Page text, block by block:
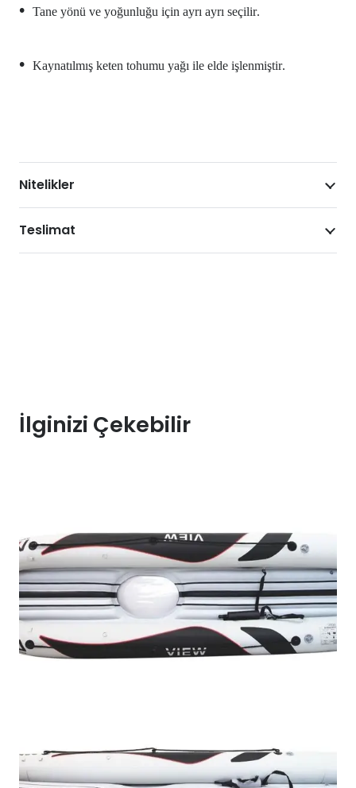
• Tane yönü ve yoğunluğu için ayrı ayrı seçilir.
• Kaynatılmış keten tohumu yağı ile elde işlenmiştir.
Nitelikler
Teslimat
İlginizi Çekebilir